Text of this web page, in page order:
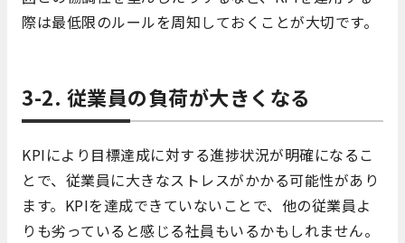
際は最低限のルールを周知しておくことが大切です。
3-2. 従業員の負荷が大きくなる
KPIにより目標達成に対する進捗状況が明確になるこ
とで、従業員に大きなストレスがかかる可能性があり
ます。KPIを達成できていないことで、他の従業員よ
りも劣っていると感じる社員もいるかもしれません。